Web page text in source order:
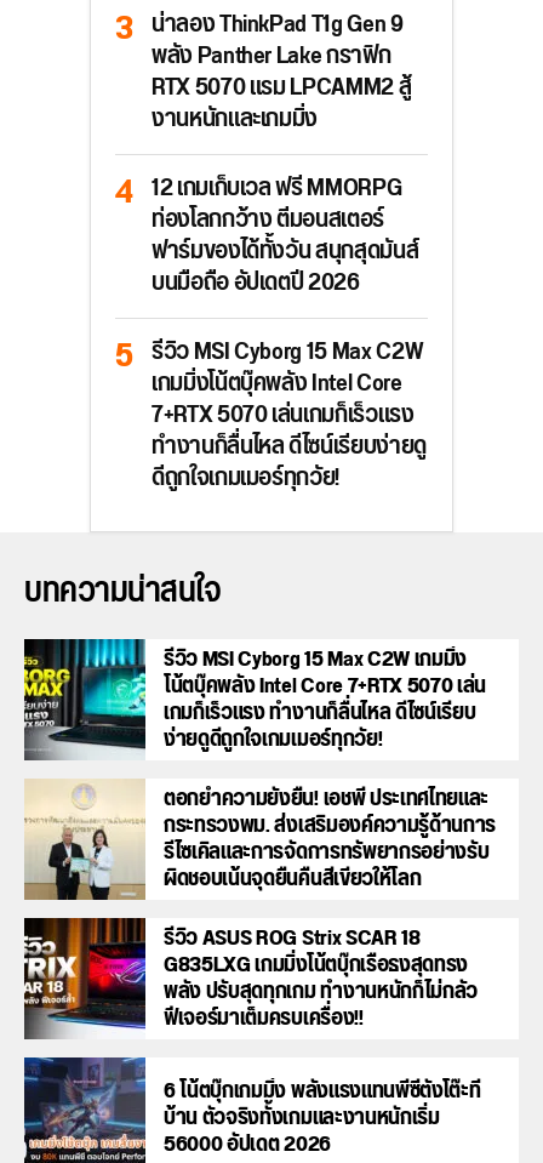
น่าลอง ThinkPad T1g Gen 9
พลัง Panther Lake กราฟิก
RTX 5070 แรม LPCAMM2 สู้
งานหนักและเกมมิ่ง
12 เกมเก็บเวล ฟรี MMORPG
ท่องโลกกว้าง ตีมอนสเตอร์
ฟาร์มของได้ทั้งวัน สนุกสุดมันส์
บนมือถือ อัปเดตปี 2026
รีวิว MSI Cyborg 15 Max C2W
เกมมิ่งโน้ตบุ๊คพลัง Intel Core
7+RTX 5070 เล่นเกมก็เร็วแรง
ทำงานก็ลื่นไหล ดีไซน์เรียบง่ายดู
ดีถูกใจเกมเมอร์ทุกวัย!
บทความน่าสนใจ
รีวิว MSI Cyborg 15 Max C2W เกมมิ่ง
โน้ตบุ๊คพลัง Intel Core 7+RTX 5070 เล่น
เกมก็เร็วแรง ทำงานก็ลื่นไหล ดีไซน์เรียบ
ง่ายดูดีถูกใจเกมเมอร์ทุกวัย!
ตอกย้ำความยั่งยืน! เอชพี ประเทศไทยและ
กระทรวงพม. ส่งเสริมองค์ความรู้ด้านการ
รีไซเคิลและการจัดการทรัพยากรอย่างรับ
ผิดชอบเน้นจุดยืนคืนสีเขียวให้โลก
รีวิว ASUS ROG Strix SCAR 18
G835LXG เกมมิ่งโน้ตบุ๊กเรือธงสุดทรง
พลัง ปรับสุดทุกเกม ทำงานหนักก็ไม่กลัว
ฟีเจอร์มาเต็มครบเครื่อง!!
6 โน้ตบุ๊กเกมมิ่ง พลังแรงแทนพีซีตั้งโต๊ะที่
บ้าน ตัวจริงทั้งเกมและงานหนักเริ่ม
56000 อัปเดต 2026